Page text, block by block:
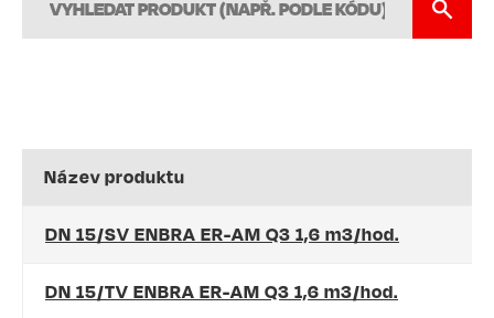
Název produktu
DN 15/SV ENBRA ER-AM Q3 1,6 m3/hod.
DN 15/TV ENBRA ER-AM Q3 1,6 m3/hod.